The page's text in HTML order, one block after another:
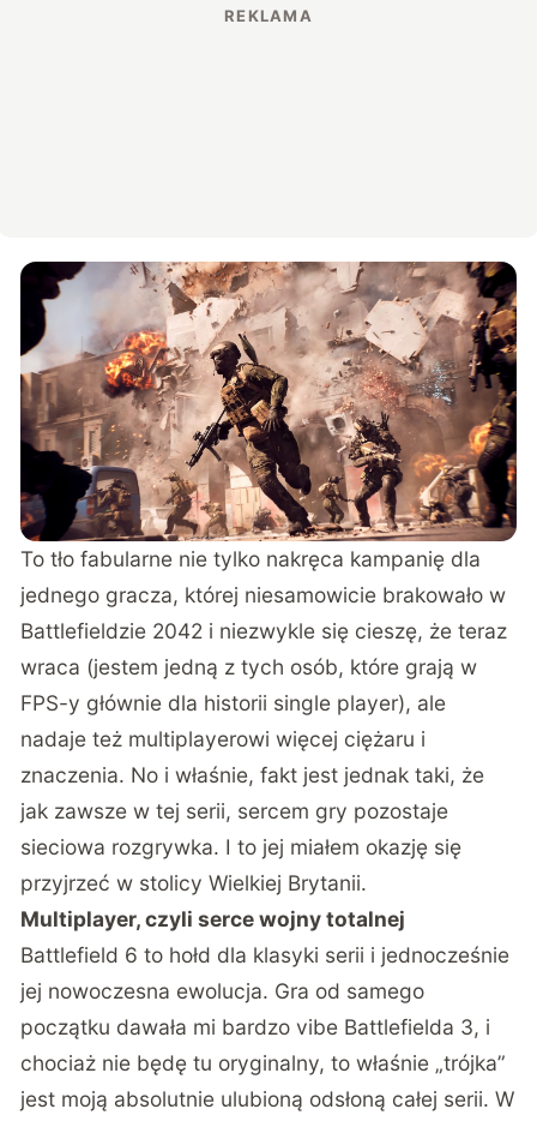
To tło fabularne nie tylko nakręca kampanię dla
jednego gracza, której niesamowicie brakowało w
Battlefieldzie 2042 i niezwykle się cieszę, że teraz
wraca (jestem jedną z tych osób, które grają w
FPS-y głównie dla historii single player), ale
nadaje też multiplayerowi więcej ciężaru i
znaczenia. No i właśnie, fakt jest jednak taki, że
jak zawsze w tej serii, sercem gry pozostaje
sieciowa rozgrywka. I to jej miałem okazję się
przyjrzeć w stolicy Wielkiej Brytanii.
Multiplayer, czyli serce wojny totalnej
Battlefield 6 to hołd dla klasyki serii i jednocześnie
jej nowoczesna ewolucja. Gra od samego
początku dawała mi bardzo vibe Battlefielda 3, i
chociaż nie będę tu oryginalny, to właśnie „trójka”
jest moją absolutnie ulubioną odsłoną całej serii. W